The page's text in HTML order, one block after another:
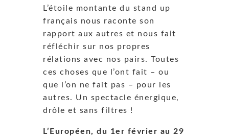
L’étoile montante du stand up
français nous raconte son
rapport aux autres et nous fait
réfléchir sur nos propres
rélations avec nos pairs. Toutes
ces choses que l’ont fait – ou
que l’on ne fait pas – pour les
autres. Un spectacle énergique,
drôle et sans filtres !
L’Européen, du 1er février au 29